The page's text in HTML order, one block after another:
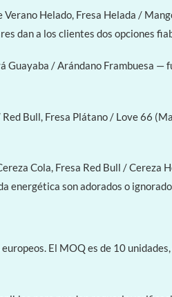
Helado, Fresa Helada /
dan a los clientes dos opciones
/ Arándano Frambuesa
Bull, Fresa Plátano / Love 66
Cola, Fresa Red Bull / Cereza
energética son adorados o
El MOQ es de 10